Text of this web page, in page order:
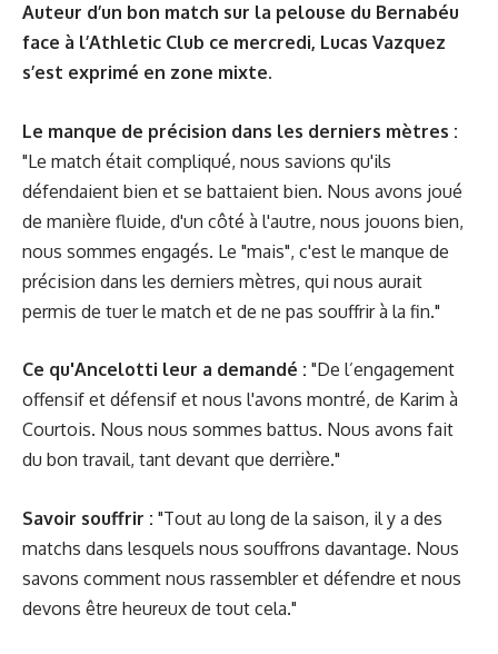
Auteur d’un bon match sur la pelouse du Bernabéu
face à l’Athletic Club ce mercredi, Lucas Vazquez
s’est exprimé en zone mixte.
Le manque de précision dans les derniers mètres :
"Le match était compliqué, nous savions qu'ils
défendaient bien et se battaient bien. Nous avons joué
de manière fluide, d'un côté à l'autre, nous jouons bien,
nous sommes engagés. Le "mais", c'est le manque de
précision dans les derniers mètres, qui nous aurait
permis de tuer le match et de ne pas souffrir à la fin."
Ce qu'Ancelotti leur a demandé : "De l’engagement
offensif et défensif et nous l'avons montré, de Karim à
Courtois. Nous nous sommes battus. Nous avons fait
du bon travail, tant devant que derrière."
Savoir souffrir : "Tout au long de la saison, il y a des
matchs dans lesquels nous souffrons davantage. Nous
savons comment nous rassembler et défendre et nous
devons être heureux de tout cela."